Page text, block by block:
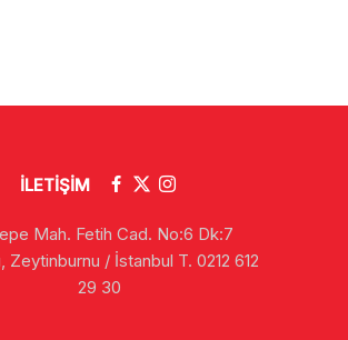
İLETİŞİM
Mah. Fetih Cad. No:6 Dk:7
Zeytinburnu / İstanbul T. 0212 612
29 30